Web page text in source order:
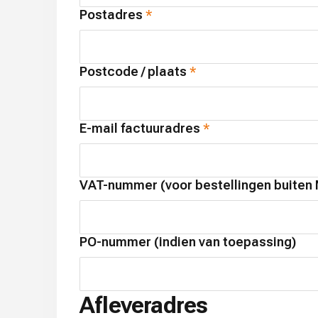
Postadres
Postcode / plaats
E-mail factuuradres
VAT-nummer (voor bestellingen buiten
PO-nummer (indien van toepassing)
Afleveradres